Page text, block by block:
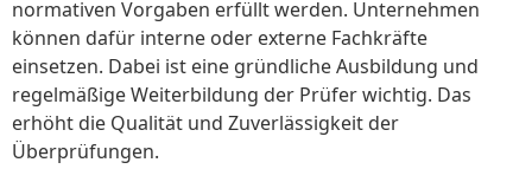
normativen Vorgaben erfüllt werden. Unternehmen
können dafür interne oder externe Fachkräfte
einsetzen. Dabei ist eine gründliche Ausbildung und
regelmäßige Weiterbildung der Prüfer wichtig. Das
erhöht die Qualität und Zuverlässigkeit der
Überprüfungen.